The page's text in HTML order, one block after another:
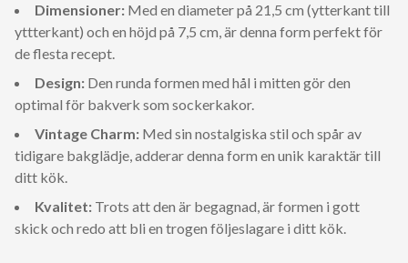
Dimensioner: Med en diameter på 21,5 cm (ytterkant till
yttterkant) och en höjd på 7,5 cm, är denna form perfekt för
de flesta recept.
Design: Den runda formen med hål i mitten gör den
optimal för bakverk som sockerkakor.
Vintage Charm: Med sin nostalgiska stil och spår av
tidigare bakglädje, adderar denna form en unik karaktär till
ditt kök.
Kvalitet: Trots att den är begagnad, är formen i gott
skick och redo att bli en trogen följeslagare i ditt kök.